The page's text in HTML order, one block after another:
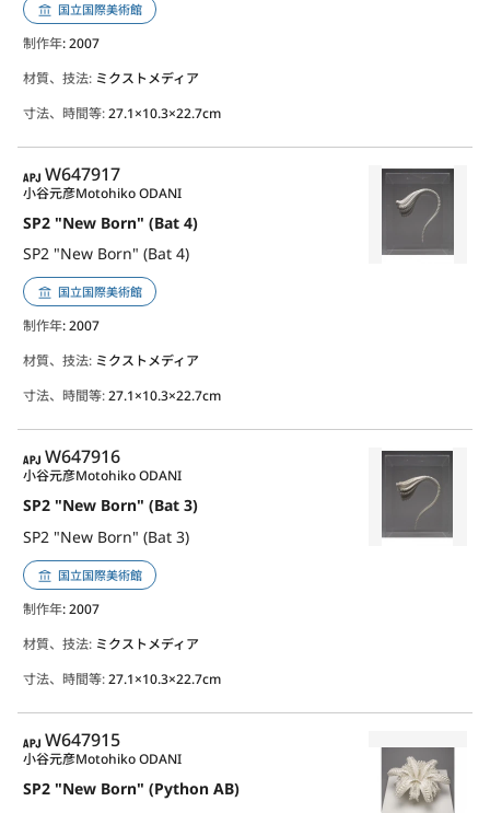
国立国際美術館
制作年: 2007
材質、技法: ミクストメディア
寸法、時間等:27.1×10.3×22.7cm
APJ
W647917
SP2 "New Born" (Bat 4)
SP2 "New Born" (Bat 4)
小谷元彦Motohiko ODANI
国立国際美術館
制作年: 2007
材質、技法: ミクストメディア
寸法、時間等:27.1×10.3×22.7cm
APJ
W647916
SP2 "New Born" (Bat 3)
SP2 "New Born" (Bat 3)
小谷元彦Motohiko ODANI
国立国際美術館
制作年: 2007
材質、技法: ミクストメディア
寸法、時間等:27.1×10.3×22.7cm
APJ
W647915
SP2 "New Born" (Python AB)
小谷元彦Motohiko ODANI